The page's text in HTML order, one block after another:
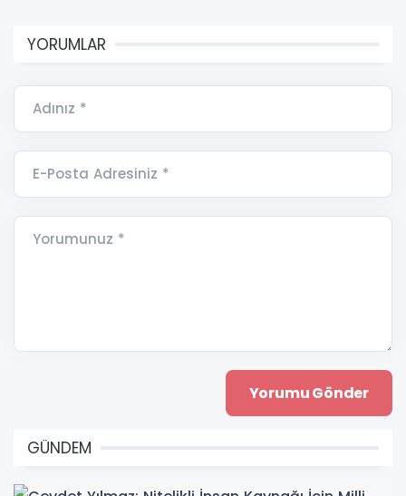
YORUMLAR
Adınız *
E-Posta Adresiniz *
Yorumunuz *
GÜNDEM